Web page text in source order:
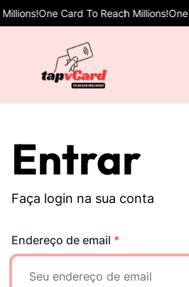
One Card To Reach Millions!One
Entrar
Faça login na sua conta
Endereço de email *